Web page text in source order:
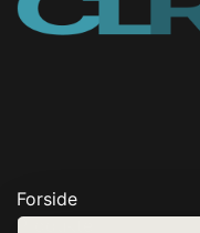
Forside
Produkter